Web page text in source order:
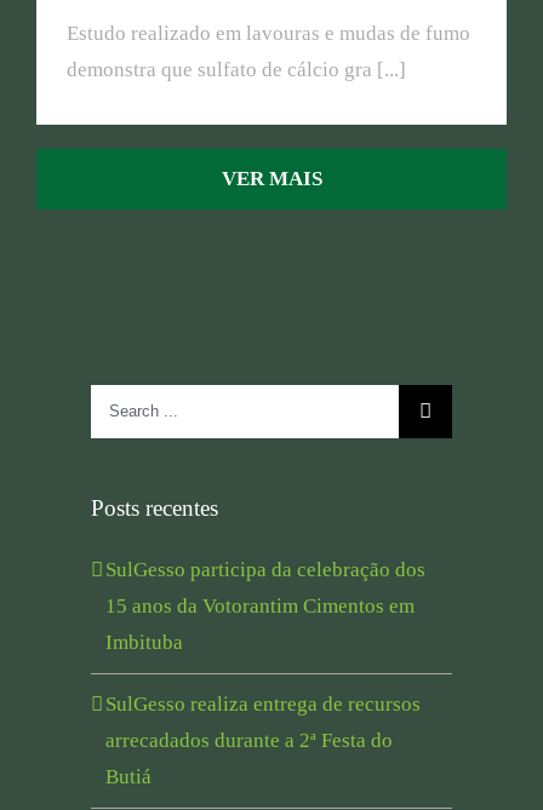
Estudo realizado em lavouras e mudas de fumo
demonstra que sulfato de cálcio gra [...]
VER MAIS
Search
for:
Posts recentes
SulGesso participa da celebração dos
15 anos da Votorantim Cimentos em
Imbituba
SulGesso realiza entrega de recursos
arrecadados durante a 2ª Festa do
Butiá